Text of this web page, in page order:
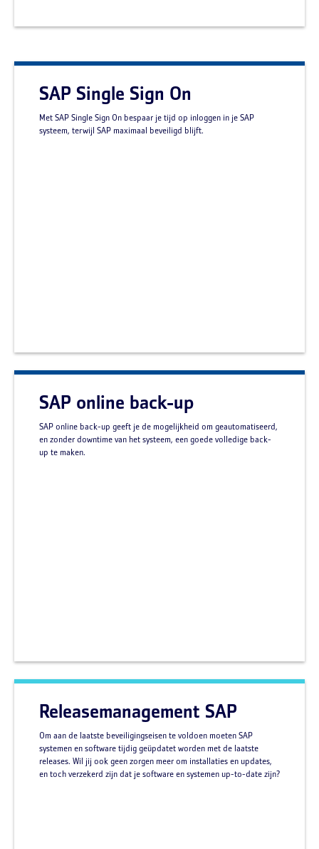
SAP Single Sign On
Met SAP Single Sign On bespaar je tijd op inloggen in je SAP
systeem, terwijl SAP maximaal beveiligd blijft.
SAP online back-up
SAP online back-up geeft je de mogelijkheid om geautomatiseerd,
en zonder downtime van het systeem, een goede volledige back-
up te maken.
Releasemanagement SAP
Om aan de laatste beveiligingseisen te voldoen moeten SAP
systemen en software tijdig geüpdatet worden met de laatste
releases. Wil jij ook geen zorgen meer om installaties en updates,
en toch verzekerd zijn dat je software en systemen up-to-date zijn?